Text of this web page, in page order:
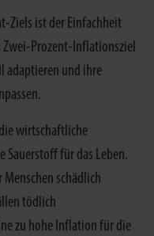
Ziels ist der Einfachheit
Zwei-Prozent-Inflationsziel
adaptieren und ihre
wirtschaftliche
für das Leben.
schädlich
tödlich
zu hohe Inflation für die